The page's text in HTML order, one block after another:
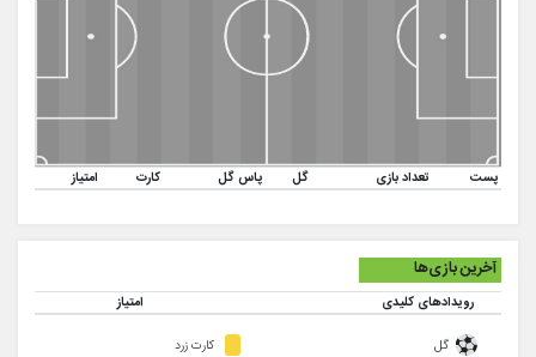
پست تعداد بازی گل پاس گل کارت امتیاز
آخرین بازی‌ها
رویدادهای کلیدی امتیاز
گل
کارت زرد